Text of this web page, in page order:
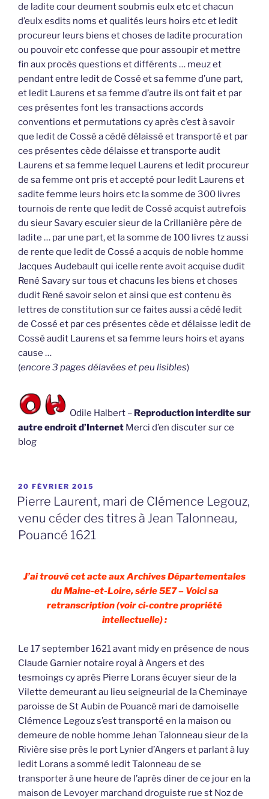
de ladite cour deument soubmis eulx etc et chacun
d’eulx esdits noms et qualités leurs hoirs etc et ledit
procureur leurs biens et choses de ladite procuration
ou pouvoir etc confesse que pour assoupir et mettre
fin aux procès questions et différents … meuz et
pendant entre ledit de Cossé et sa femme d’une part,
et ledit Laurens et sa femme d’autre ils ont fait et par
ces présentes font les transactions accords
conventions et permutations cy après c’est à savoir
que ledit de Cossé a cédé délaissé et transporté et par
ces présentes cède délaisse et transporte audit
Laurens et sa femme lequel Laurens et ledit procureur
de sa femme ont pris et accepté pour ledit Laurens et
sadite femme leurs hoirs etc la somme de 300 livres
tournois de rente que ledit de Cossé acquist autrefois
du sieur Savary escuier sieur de la Crillanière père de
ladite … par une part, et la somme de 100 livres tz aussi
de rente que ledit de Cossé a acquis de noble homme
Jacques Audebault qui icelle rente avoit acquise dudit
René Savary sur tous et chacuns les biens et choses
dudit René savoir selon et ainsi que est contenu ès
lettres de constitution sur ce faites aussi a cédé ledit
de Cossé et par ces présentes cède et délaisse ledit de
Cossé audit Laurens et sa femme leurs hoirs et ayans
cause …
(encore 3 pages délavées et peu lisibles)
Odile Halbert – Reproduction interdite sur
autre endroit d’Internet Merci d’en discuter sur ce
blog
PUBLIÉ
LE
20 FÉVRIER 2015
Pierre Laurent, mari de Clémence Legouz,
venu céder des titres à Jean Talonneau,
Pouancé 1621
J’ai trouvé cet acte aux Archives Départementales
du Maine-et-Loire, série 5E7 – Voici sa
retranscription (voir ci-contre propriété
intellectuelle) :
Le 17 september 1621 avant midy en présence de nous
Claude Garnier notaire royal à Angers et des
tesmoings cy après Pierre Lorans écuyer sieur de la
Vilette demeurant au lieu seigneurial de la Cheminaye
paroisse de St Aubin de Pouancé mari de damoiselle
Clémence Legouz s’est transporté en la maison ou
demeure de noble homme Jehan Talonneau sieur de la
Rivière sise près le port Lynier d’Angers et parlant à luy
ledit Lorans a sommé ledit Talonneau de se
transporter à une heure de l’après diner de ce jour en la
maison de Levoyer marchand droguiste rue st Noz de